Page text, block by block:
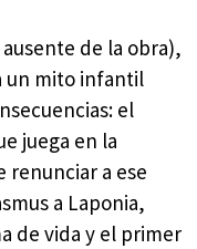
de la obra),
un mito infantil
el
juega en la
renunciar a ese
a Laponia,
de vida y el primer